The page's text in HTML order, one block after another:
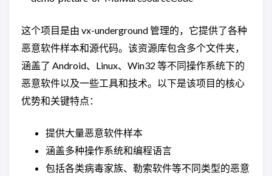
这个项目是由 vx-underground 管理的，它提供了各种
恶意软件样本和源代码。该资源库包含多个文件夹，
涵盖了 Android、Linux、Win32 等不同操作系统下的
恶意软件以及一些工具和技术。以下是该项目的核心
优势和关键特点：
提供大量恶意软件样本
涵盖多种操作系统和编程语言
包括各类病毒家族、勒索软件等不同类型的恶意